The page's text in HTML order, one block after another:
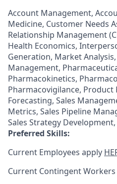
Account Management,
Medicine, Customer Needs
Relationship Management
Health Economics,
Generation, Market
Management,
Pharmacokinetics,
Pharmacovigilance, Product
Forecasting, Sales
Metrics, Sales Pipeline
Sales Strategy
Preferred Skills:
Current Employees apply
Current Contingent